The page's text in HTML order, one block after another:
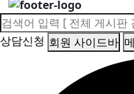
상담신청 회원 사이드바